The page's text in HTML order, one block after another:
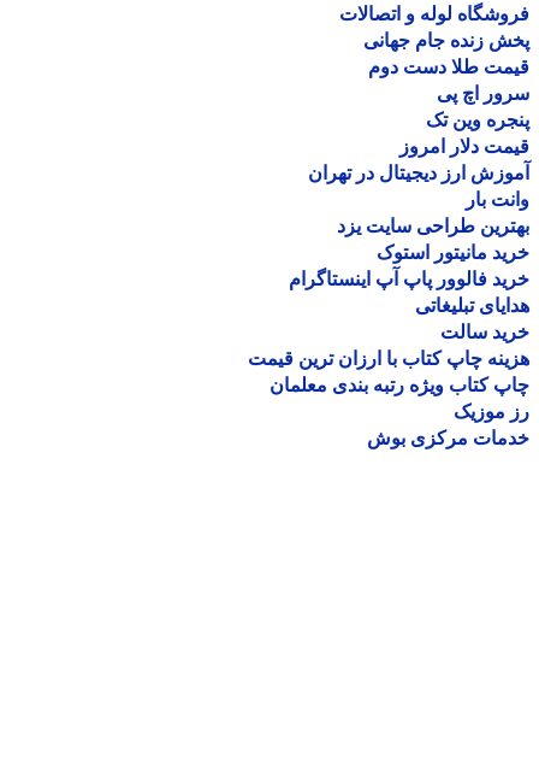
لوله و اتصالات
زنده جام جهانی
طلا دست دوم
اچ پی
وین تک
دلار امروز
ارز دیجیتال در تهران
بار
طراحی سایت یزد
مانیتور استوک
فالوور پاپ آپ اینستاگرام
تبلیغاتی
سالت
چاپ کتاب با ارزان ترین قیمت
کتاب ویژه رتبه بندی معلمان
موزیک
مرکزی بوش